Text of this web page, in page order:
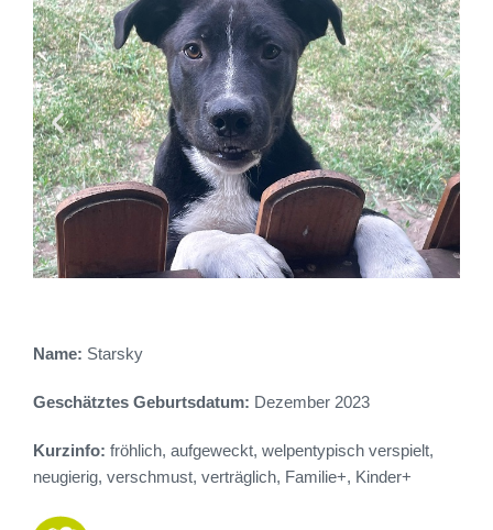
Name: Starsky
Geschätztes Geburtsdatum: Dezember 2023
Kurzinfo: fröhlich, aufgeweckt, welpentypisch verspielt,
neugierig, verschmust, verträglich, Familie+, Kinder+